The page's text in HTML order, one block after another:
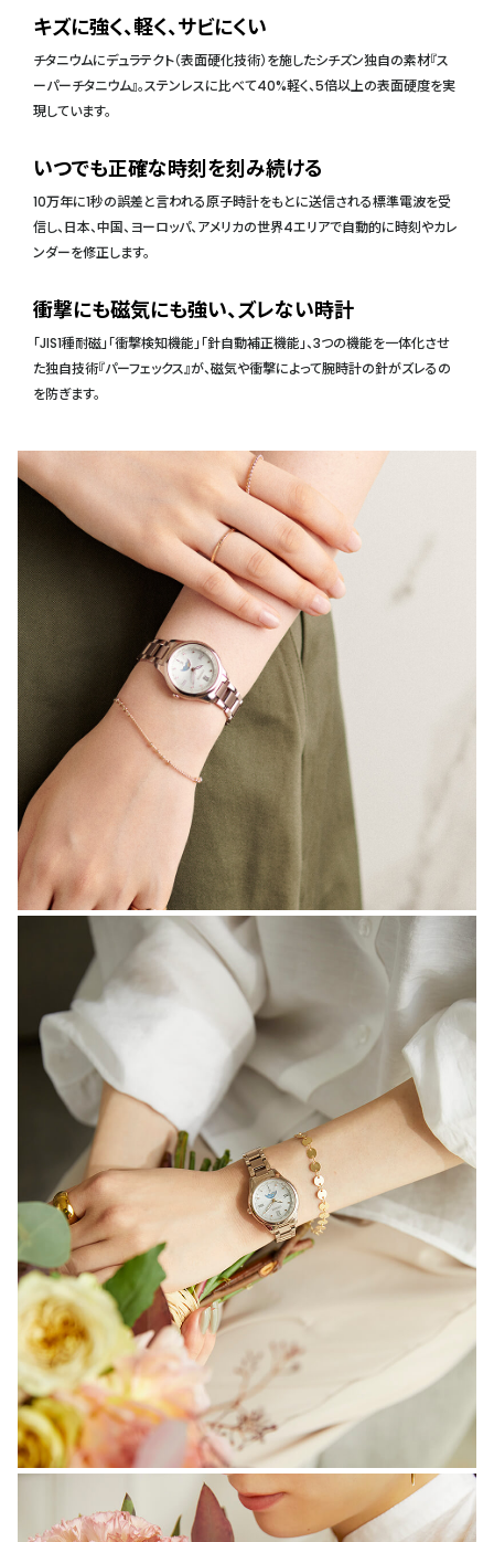
キズに強く、軽く、サビにくい
チタニウムにデュラテクト（表面硬化技術）を施したシチズン独自の素材『ス
ーパーチタニウム』。ステンレスに比べて40%軽く、5倍以上の表面硬度を実
現しています。
いつでも正確な時刻を刻み続ける
10万年に1秒の誤差と言われる原子時計をもとに送信される標準電波を受
信し、日本、中国、ヨーロッパ、アメリカの世界4エリアで自動的に時刻やカレ
ンダーを修正します。
衝撃にも磁気にも強い、ズレない時計
「JIS1種耐磁」「衝撃検知機能」「針自動補正機能」、3つの機能を一体化させ
た独自技術『パーフェックス』が、磁気や衝撃によって腕時計の針がズレるの
を防ぎます。